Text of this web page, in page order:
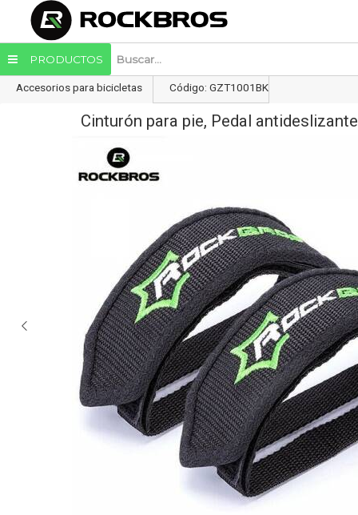
PRODUCTOS
Accesorios para bicicletas Código: GZT1001BK
Cinturón para pie, Pedal antideslizante
Enviar a email
Enviar